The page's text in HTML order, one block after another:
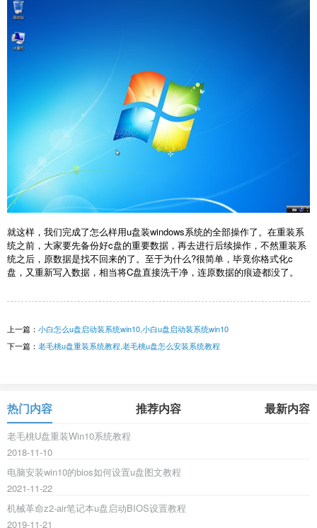
就这样，我们完成了怎么样用u盘装windows系统的全部操作了。在重装系
统之前，大家要先备份好c盘的重要数据，再去进行后续操作，不然重装系
统之后，原数据是找不回来的了。至于为什么?很简单，毕竟你格式化c
盘，又重新写入数据，相当将C盘直接洗干净，连原数据的痕迹都没了。
上一篇： 小白怎么u盘启动装系统win10,小白u盘启动装系统win10
下一篇： 老毛桃u盘重装系统教程,老毛桃u盘怎么安装系统教程
热门内容 推荐内容 最新内容
老毛桃U盘重装Win10系统教程
2018-11-10
电脑安装win10的bios如何设置u盘图文教程
2021-11-22
机械革命z2-air笔记本u盘启动BIOS设置教程
2019-11-21